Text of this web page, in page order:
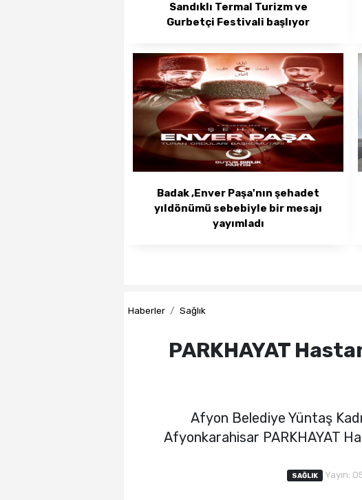
Sandıklı Termal Turizm ve
Gurbetçi Festivali başlıyor
Badak ,Enver Paşa'nın şehadet
yıldönümü sebebiyle bir mesajı
yayımladı
Haberler Sağlık
PARKHAYAT
Afyon Belediye Yüntaş
Afyonkarahisar PARKHAYAT
SAĞLIK Yayın: